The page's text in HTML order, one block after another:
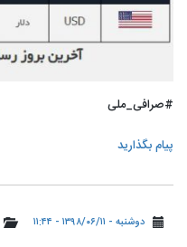
#صرافی_ملی
پیام بگذارید
دوشنبه - ۱۳۹۸/۰۶/۱۱ - ۱۱:۴۴